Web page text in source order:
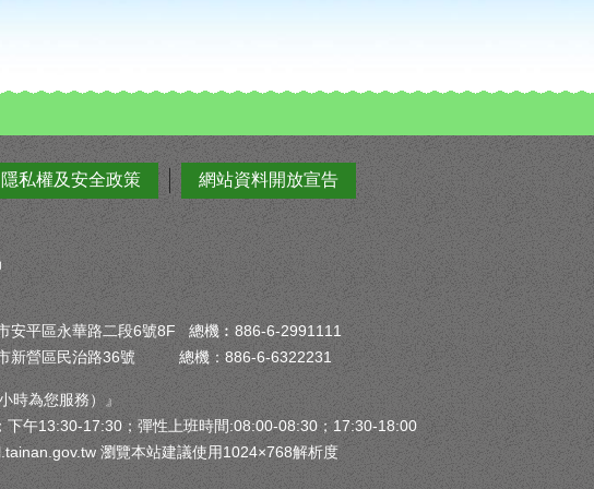
隱私權及安全政策 網站資料開放宣告
安平區永華路二段6號8F 總機︰886-6-2991111
市新營區民治路36號 總機：886-6-6322231
時為您服務）』
下午13:30-17:30；彈性上班時間:08:00-08:30；17:30-18:00
瀏覽本站建議使用1024×768解析度